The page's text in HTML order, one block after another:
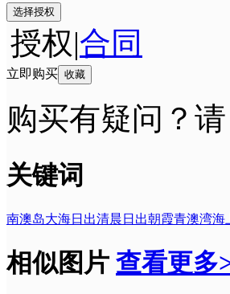
选择授权
授权|合同
立即购买 收藏
购买有疑问？
关键词
南澳岛大海日出清晨日出朝霞青澳湾海
相似图片 查看更多